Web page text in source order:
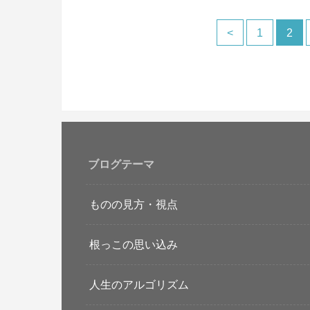
< 1 2
ブログテーマ
ものの見方・視点
根っこの思い込み
人生のアルゴリズム